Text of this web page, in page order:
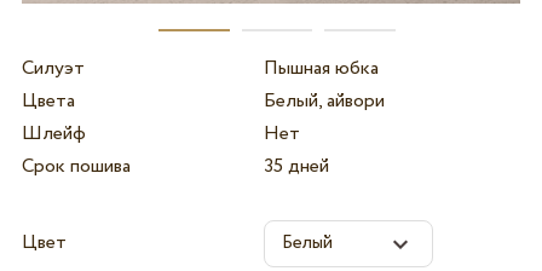
Силуэт
Пышная юбка
Цвета
Белый, айвори
Шлейф
Нет
Срок пошива
35 дней
Цвет